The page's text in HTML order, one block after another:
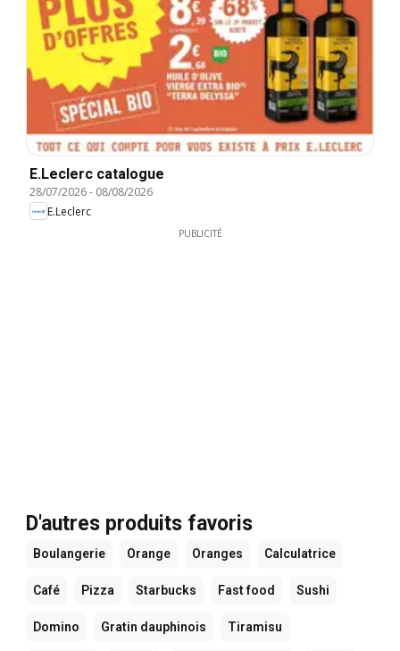
E.Leclerc catalogue
28/07/2026- 08/08/2026
E.Leclerc
PUBLICITÉ
D'autres produits favoris
Boulangerie Orange Oranges Calculatrice
Café Pizza Starbucks Fast food Sushi
Domino Gratin dauphinois Tiramisu